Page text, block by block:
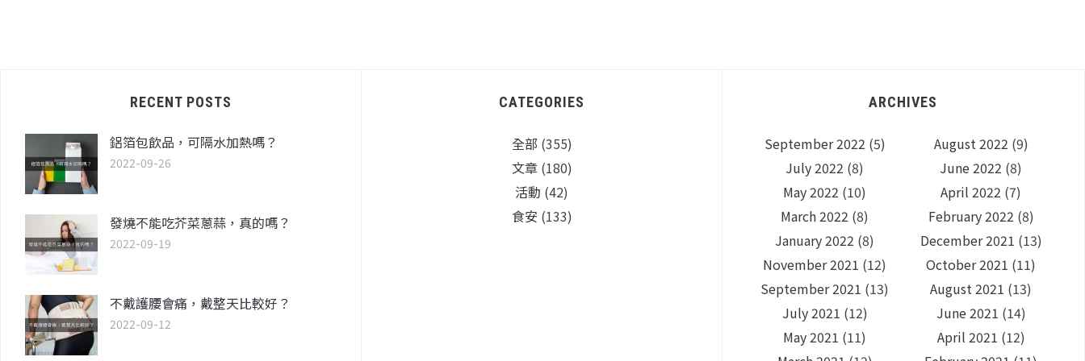
RECENT POSTS
鋁箔包飲品，可隔水加熱嗎？
2022-09-26
發燒不能吃芥菜蔥蒜，真的嗎？
2022-09-19
不戴護腰會痛，戴整天比較好？
2022-09-12
CATEGORIES
全部 (355)
文章(180)
活動 (42)
食安 (133)
ARCHIVES
September 2022 (5) August 2022 (9)
July 2022 (8) June 2022 (8)
May 2022 (10) April 2022 (7)
March 2022 (8) February 2022 (8)
January 2022 (8) December 2021 (13)
November 2021 (12) October 2021 (11)
September 2021 (13) August 2021 (13)
July 2021 (12) June 2021 (14)
May 2021 (11) April 2021 (12)